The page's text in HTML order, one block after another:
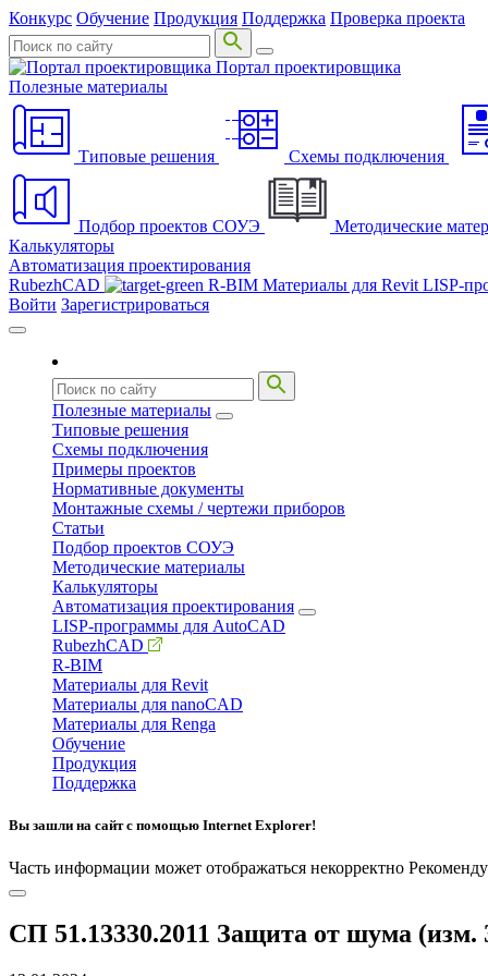
Конкурс Обучение Продукция Поддержка Проверка проекта
Портал проектировщика
Полезные материалы
Типовые решения Схемы подключения
Подбор проектов СОУЭ
Методические
Калькуляторы
Автоматизация проектирования
RubezhCAD
R-BIM Материалы для Revit LISP-
Войти Зарегистрироваться
Полезные материалы
Типовые решения
Схемы подключения
Примеры проектов
Нормативные документы
Монтажные схемы / чертежи приборов
Статьи
Подбор проектов СОУЭ
Методические материалы
Калькуляторы
Автоматизация проектирования
LISP-программы для AutoCAD
RubezhCAD
R-BIM
Материалы для Revit
Материалы для nanoCAD
Материалы для Renga
Обучение
Продукция
Поддержка
Вы зашли на сайт с помощью Internet Explorer!
Часть информации может отображаться некорректно
СП 51.13330.2011 Защита от шума (изм.